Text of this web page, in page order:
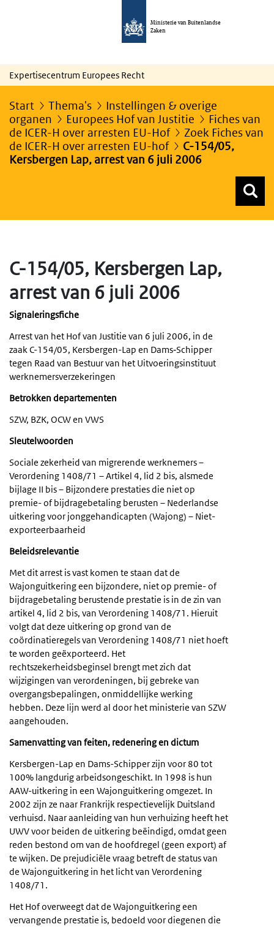
Ministerie van Buitenlandse
Zaken
Expertisecentrum Europees Recht
Start Thema's
Instellingen & overige
organen
Europees Hof van Justitie
Fiches van
de ICER-H over arresten EU-Hof
Zoek Fiches van
de ICER-H over arresten EU-hof
C-154/05,
Kersbergen Lap, arrest van 6 juli 2006
C-154/05, Kersbergen Lap,
arrest van 6 juli 2006
Signaleringsfiche
Arrest van het Hof van Justitie van 6 juli 2006, in de
zaak C-154/05, Kersbergen-Lap en Dams‑Schipper
tegen Raad van Bestuur van het Uitvoeringsinstituut
werknemersverzekeringen
Betrokken departementen
SZW, BZK, OCW en VWS
Sleutelwoorden
Sociale zekerheid van migrerende werknemers –
Verordening 1408/71 – Artikel 4, lid 2 bis, alsmede
bijlage II bis – Bijzondere prestaties die niet op
premie- of bijdragebetaling berusten – Nederlandse
uitkering voor jonggehandicapten (Wajong) – Niet-
exporteerbaarheid
Beleidsrelevantie
Met dit arrest is vast komen te staan dat de
Wajonguitkering een bijzondere, niet op premie- of
bijdragebetaling berustende prestatie is in de zin van
artikel 4, lid 2 bis, van Verordening 1408/71. Hieruit
volgt dat deze uitkering op grond van de
coördinatieregels van Verordening 1408/71 niet hoeft
te worden geëxporteerd. Het
rechtszekerheidsbeginsel brengt met zich dat
wijzigingen van verordeningen, bij gebreke van
overgangsbepalingen, onmiddellijke werking
hebben. Deze lijn werd al door het ministerie van SZW
aangehouden.
Samenvatting van feiten, redenering en dictum
Kersbergen-Lap en Dams-Schipper zijn voor 80 tot
100% langdurig arbeidsongeschikt. In 1998 is hun
AAW-uitkering in een Wajonguitkering omgezet. In
2002 zijn ze naar Frankrijk respectievelijk Duitsland
verhuisd. Naar aanleiding van hun verhuizing heeft het
UWV voor beiden de uitkering beëindigd, omdat geen
reden bestond om van de hoofdregel (geen export) af
te wijken. De prejudiciële vraag betreft de status van
de Wajonguitkering in het licht van Verordening
1408/71.
Het Hof overweegt dat de Wajonguitkering een
vervangende prestatie is, bedoeld voor diegenen die